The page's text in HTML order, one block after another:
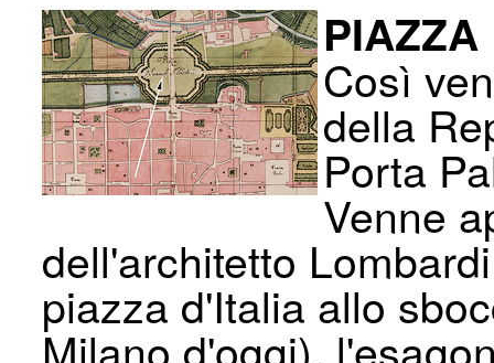
Così
della
Porta
Venne
dell'architetto
piazza d'Italia allo
Milano d'oggi),